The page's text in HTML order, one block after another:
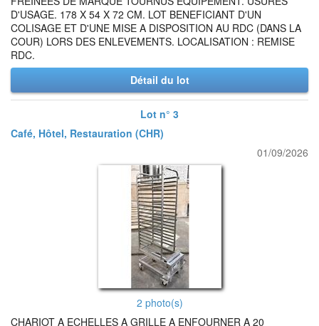
D'USAGE. 178 X 54 X 72 CM. LOT BENEFICIANT D'UN
COLISAGE ET D'UNE MISE A DISPOSITION AU RDC (DANS LA
COUR) LORS DES ENLEVEMENTS. LOCALISATION : REMISE
RDC.
Détail du lot
Lot n° 3
Café, Hôtel, Restauration (CHR)
01/09/2026
2 photo(s)
CHARIOT A ECHELLES A GRILLE A ENFOURNER A 20